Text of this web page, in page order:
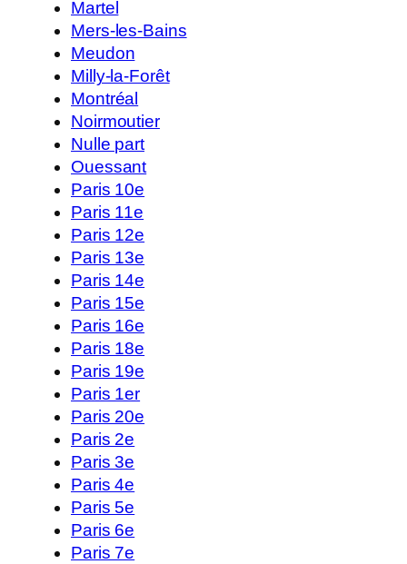
Martel
Mers-les-Bains
Meudon
Milly-la-Forêt
Montréal
Noirmoutier
Nulle part
Ouessant
Paris 10e
Paris 11e
Paris 12e
Paris 13e
Paris 14e
Paris 15e
Paris 16e
Paris 18e
Paris 19e
Paris 1er
Paris 20e
Paris 2e
Paris 3e
Paris 4e
Paris 5e
Paris 6e
Paris 7e